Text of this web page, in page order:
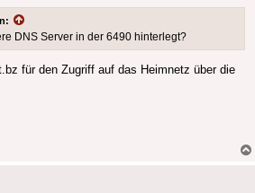
DNS Server in der 6490 hinterlegt?
für den Zugriff auf das Heimnetz über die